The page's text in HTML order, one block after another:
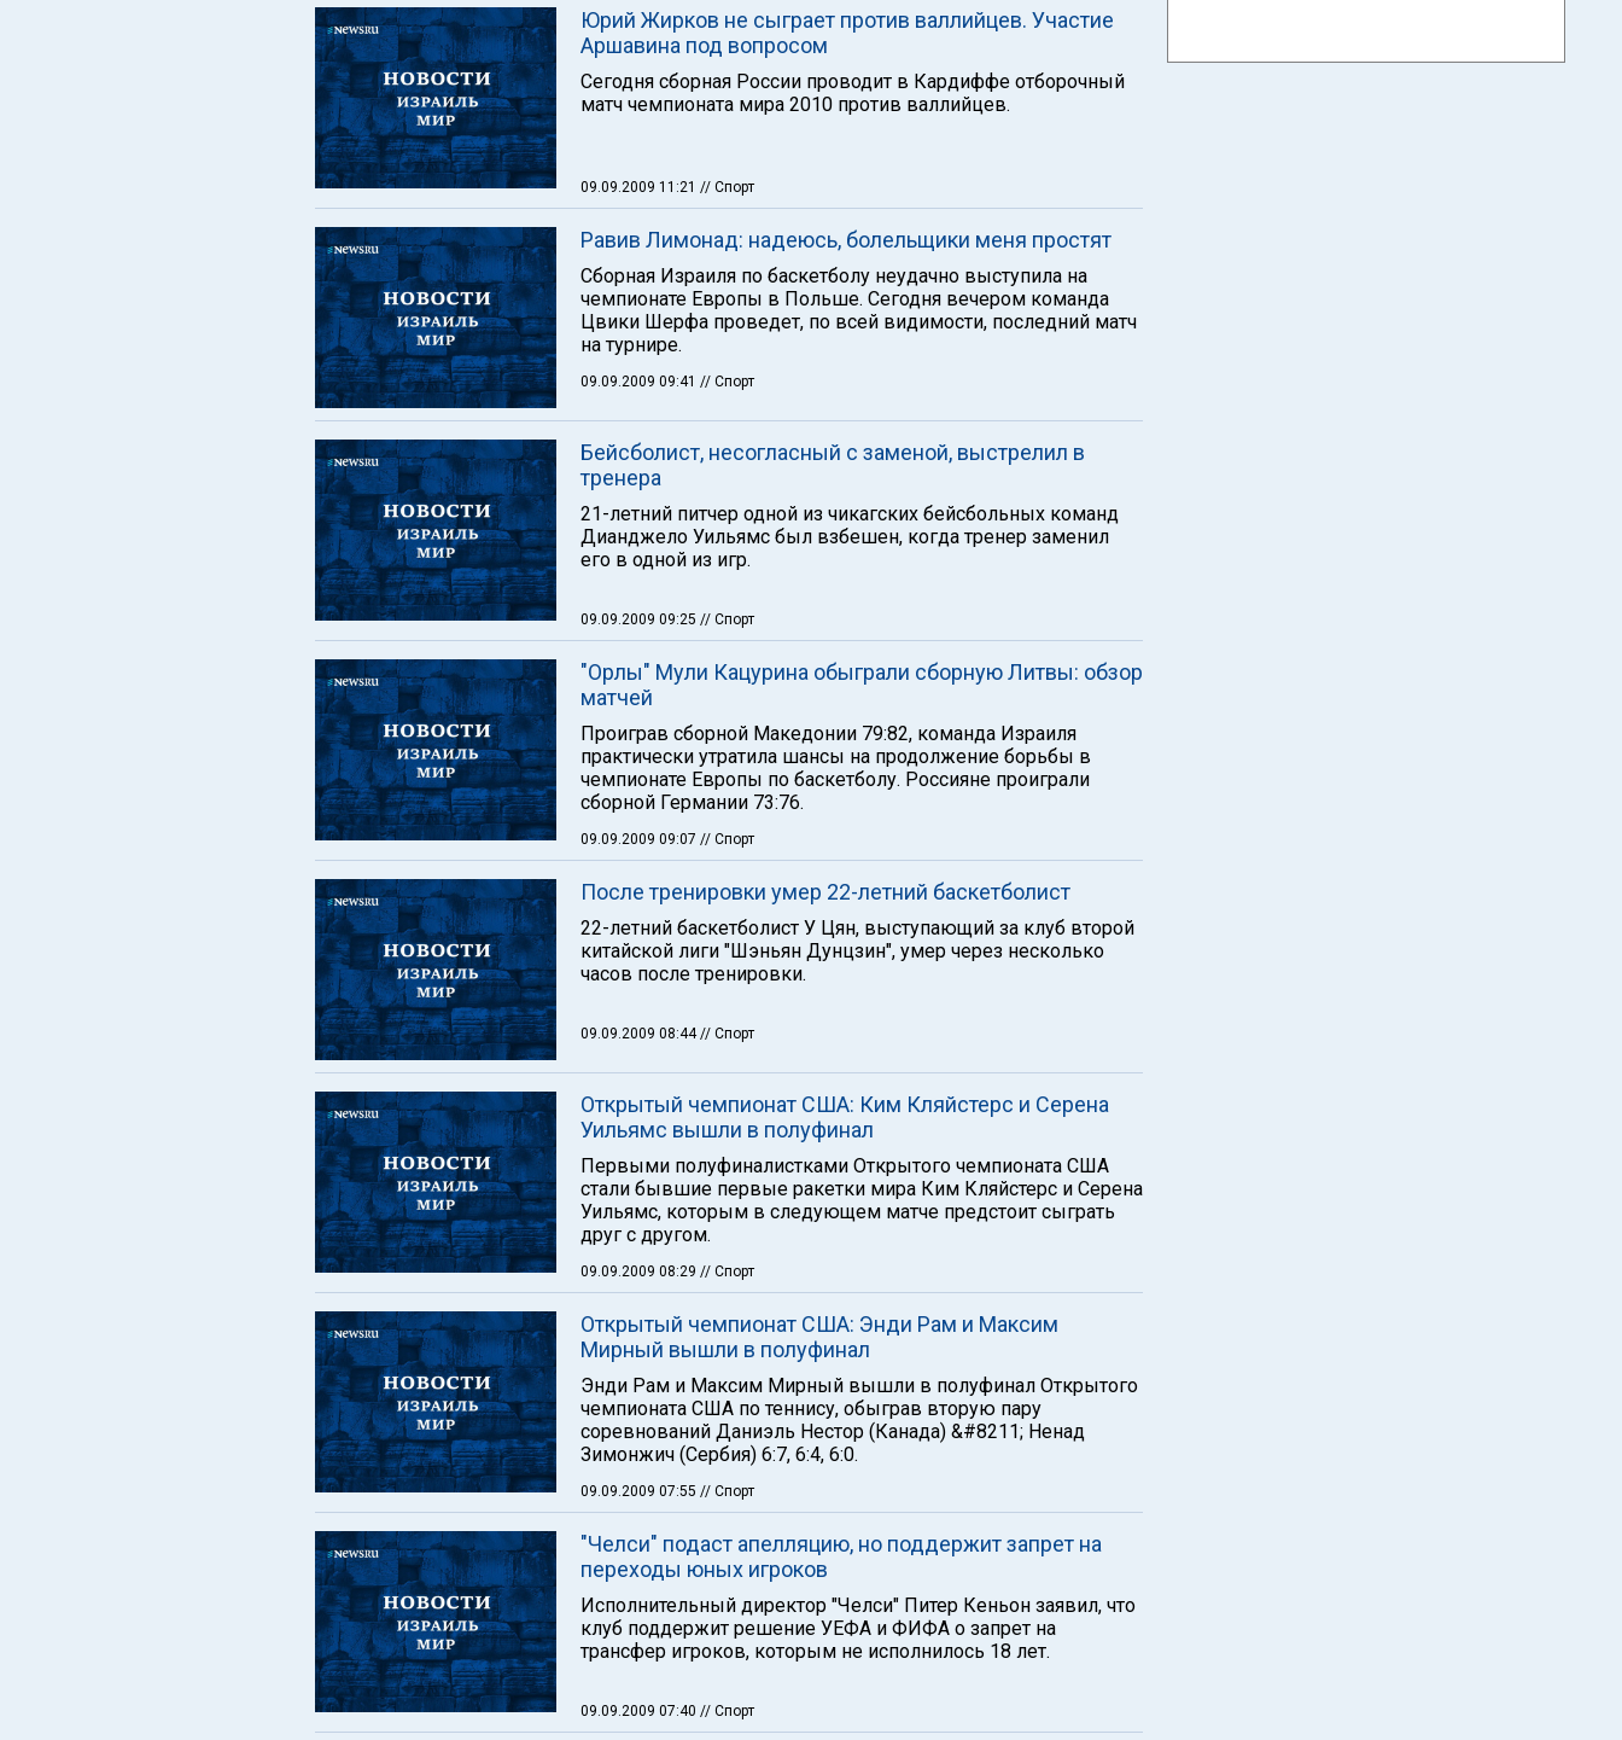
Юрий Жирков не сыграет против валлийцев. Участие
Аршавина под вопросом
Сегодня сборная России проводит в Кардиффе отборочный
матч чемпионата мира 2010 против валлийцев.
09.09.2009 11:21 // Спорт
Равив Лимонад: надеюсь, болельщики меня простят
Сборная Израиля по баскетболу неудачно выступила на
чемпионате Европы в Польше. Сегодня вечером команда
Цвики Шерфа проведет, по всей видимости, последний матч
на турнире.
09.09.2009 09:41 // Спорт
Бейсболист, несогласный с заменой, выстрелил в
тренера
21-летний питчер одной из чикагских бейсбольных команд
Дианджело Уильямс был взбешен, когда тренер заменил
его в одной из игр.
09.09.2009 09:25 // Спорт
"Орлы" Мули Кацурина обыграли сборную Литвы: обзор
матчей
Проиграв сборной Македонии 79:82, команда Израиля
практически утратила шансы на продолжение борьбы в
чемпионате Европы по баскетболу. Россияне проиграли
сборной Германии 73:76.
09.09.2009 09:07 // Спорт
После тренировки умер 22-летний баскетболист
22-летний баскетболист У Цян, выступающий за клуб второй
китайской лиги "Шэньян Дунцзин", умер через несколько
часов после тренировки.
09.09.2009 08:44// Спорт
Открытый чемпионат США: Ким Кляйстерс и Серена
Уильямс вышли в полуфинал
Первыми полуфиналистками Открытого чемпионата США
стали бывшие первые ракетки мира Ким Кляйстерс и Серена
Уильямс, которым в следующем матче предстоит сыграть
друг с другом.
09.09.2009 08:29 // Спорт
Открытый чемпионат США: Энди Рам и Максим
Мирный вышли в полуфинал
Энди Рам и Максим Мирный вышли в полуфинал Открытого
чемпионата США по теннису, обыграв вторую пару
соревнований Даниэль Нестор (Канада) &#8211; Ненад
Зимонжич (Сербия) 6:7, 6:4, 6:0.
09.09.2009 07:55 // Спорт
"Челси" подаст апелляцию, но поддержит запрет на
переходы юных игроков
Исполнительный директор "Челси" Питер Кеньон заявил, что
клуб поддержит решение УЕФА и ФИФА о запрет на
трансфер игроков, которым не исполнилось 18 лет.
09.09.2009 07:40 // Спорт